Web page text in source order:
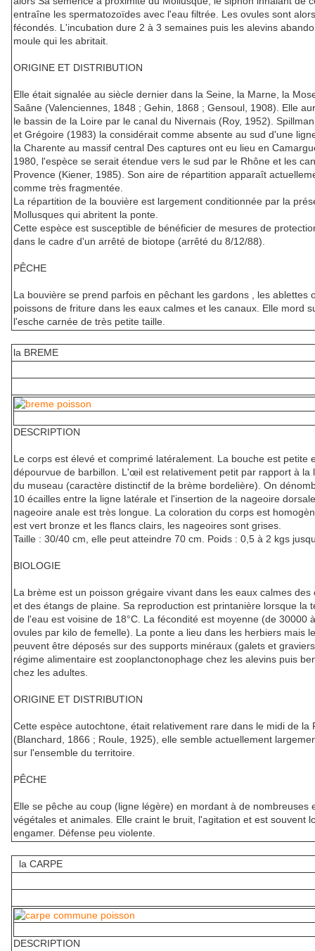
entraîne les spermatozoïdes avec l'eau filtrée. Les ovules sont alors
fécondés. L'incubation dure 2 à 3 semaines puis les alevins
moule qui les abritait.
ORIGINE ET DISTRIBUTION
Elle était signalée au siècle dernier dans la Seine, la Marne, la
Saâne (Valenciennes, 1848 ; Gehin, 1868 ; Gensoul, 1908). Elle
le bassin de la Loire par le canal du Nivernais (Roy, 1952).
et Grégoire (1983) la considérait comme absente au sud d'une
la Charente au massif central Des captures ont eu lieu en
1980, l'espèce se serait étendue vers le sud par le Rhône et les
Provence (Kiener, 1985). Son aire de répartition apparaît
comme très fragmentée.
La répartition de la bouvière est largement conditionnée par la
Mollusques qui abritent la ponte.
Cette espèce est susceptible de bénéficier de mesures de
dans le cadre d'un arrêté de biotope (arrêté du 8/12/88).
PÊCHE
La bouvière se prend parfois en pêchant les gardons , les ablettes
poissons de friture dans les eaux calmes et les canaux. Elle mord
l'esche carnée de très petite taille.
la BREME
DESCRIPTION
Le corps est élevé et comprimé latéralement. La bouche est petite
dépourvue de barbillon. L'œil est relativement petit par rapport à la
du museau (caractère distinctif de la brème bordelière). On
10 écailles entre la ligne latérale et l'insertion de la nageoire
nageoire anale est très longue. La coloration du corps est
est vert bronze et les flancs clairs, les nageoires sont grises.
Taille : 30/40 cm, elle peut atteindre 70 cm. Poids : 0,5 à 2 kgs
BIOLOGIE
La brème est un poisson grégaire vivant dans les eaux calmes des
et des étangs de plaine. Sa reproduction est printanière lorsque la
de l'eau est voisine de 18°C. La fécondité est moyenne (de 30000
ovules par kilo de femelle). La ponte a lieu dans les herbiers mais
peuvent être déposés sur des supports minéraux (galets et
régime alimentaire est zooplanctonophage chez les alevins puis
chez les adultes.
ORIGINE ET DISTRIBUTION
Cette espèce autochtone, était relativement rare dans le midi de la
(Blanchard, 1866 ; Roule, 1925), elle semble actuellement
sur l'ensemble du territoire.
PÊCHE
Elle se pêche au coup (ligne légère) en mordant à de nombreuses
végétales et animales. Elle craint le bruit, l'agitation et est souvent
engamer. Défense peu violente.
la CARPE
DESCRIPTION